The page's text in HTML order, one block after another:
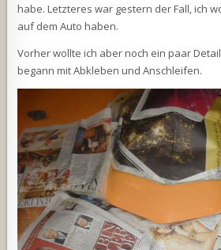
habe. Letzteres war gestern der Fall, ich
auf dem Auto haben.
Vorher wollte ich aber noch ein paar
begann mit Abkleben und Anschleifen.